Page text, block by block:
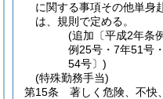
に関する事項その他単身
は、規則で定める。
(追加〔平成2年条
例25号・7年51号
54号〕)
(特殊勤務手当)
第15条
著しく危険、不快